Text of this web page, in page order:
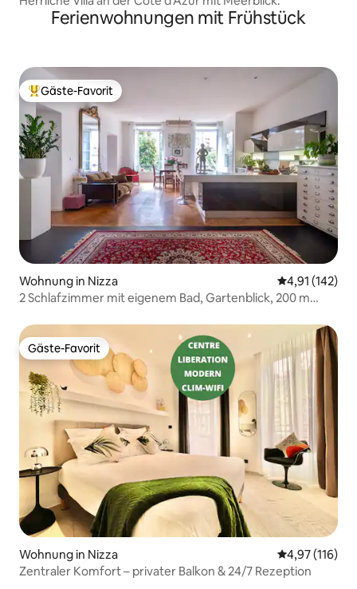
Ferienwohnungen mit Frühstück
Beliebter Gäste-Favorit.
Gäste-Favorit
Wohnung in Nizza
4,91 (142)
2 Schlafzimmer mit eigenem Bad, Gartenblick, 200 m
Gäste-Favorit
Gäste-Favorit
Wohnung in Nizza
4,97 (116)
Zentraler Komfort – privater Balkon & 24/7 Rezeption